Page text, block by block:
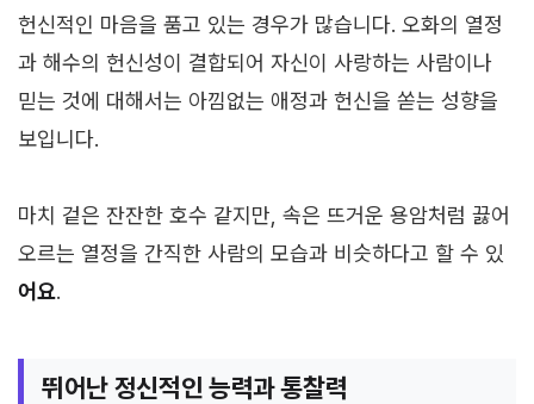
헌신적인 마음을 품고 있는 경우가 많습니다. 오화의 열정
과 해수의 헌신성이 결합되어 자신이 사랑하는 사람이나
믿는 것에 대해서는 아낌없는 애정과 헌신을 쏟는 성향을
보입니다.
마치 겉은 잔잔한 호수 같지만, 속은 뜨거운 용암처럼 끓어
오르는 열정을 간직한 사람의 모습과 비슷하다고 할 수 있
어요.
뛰어난 정신적인 능력과 통찰력